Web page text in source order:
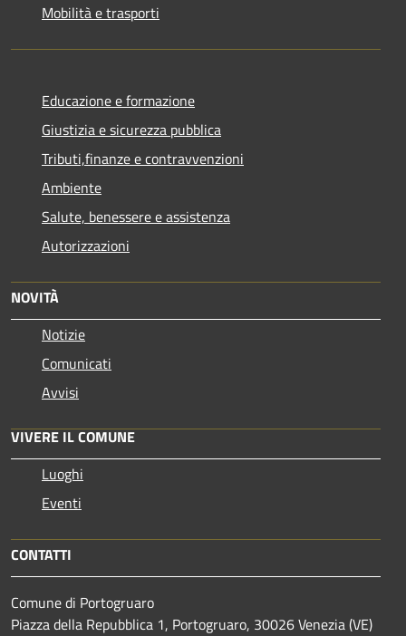
Mobilità e trasporti
Educazione e formazione
Giustizia e sicurezza pubblica
Tributi,finanze e contravvenzioni
Ambiente
Salute, benessere e assistenza
Autorizzazioni
NOVITÀ
Notizie
Comunicati
Avvisi
VIVERE IL COMUNE
Luoghi
Eventi
CONTATTI
Comune di Portogruaro
Piazza della Repubblica 1, Portogruaro, 30026 Venezia (VE)